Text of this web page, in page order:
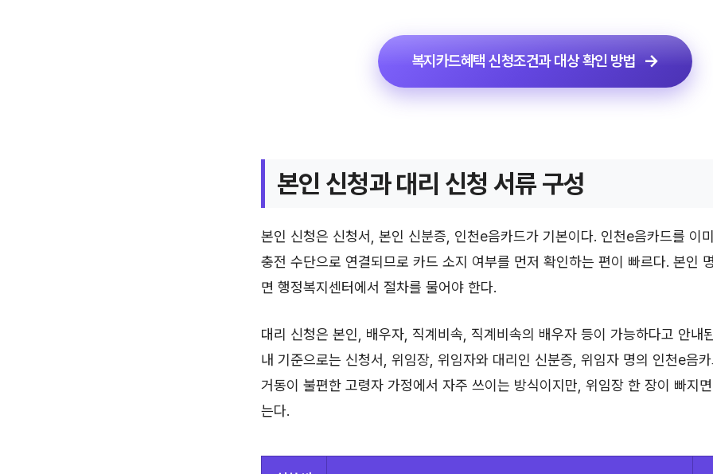
복지카드혜택 신청조건과 대상 확인 방법
본인 신청과 대리 신청 서류 구성
본인 신청은 신청서, 본인 신분증, 인천e음카드가 기본이다. 인천e음카드를 이
충전 수단으로 연결되므로 카드 소지 여부를 먼저 확인하는 편이 빠르다. 본인
면 행정복지센터에서 절차를 물어야 한다.
대리 신청은 본인, 배우자, 직계비속, 직계비속의 배우자 등이 가능하다고 안내
내 기준으로는 신청서, 위임장, 위임자와 대리인 신분증, 위임자 명의 인천e음
거동이 불편한 고령자 가정에서 자주 쓰이는 방식이지만, 위임장 한 장이 빠지
는다.